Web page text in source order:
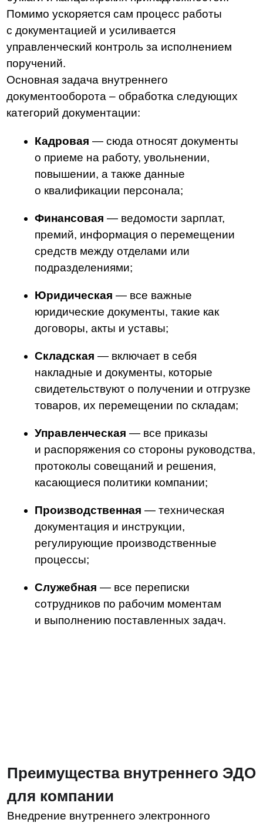
Управленческая— все приказы
и распоряжения со стороны руководства,
протоколы совещаний и решения,
касающиеся политики компании;
Производственная— техническая
документация и инструкции,
регулирующие производственные
Служебная— все переписки
сотрудников по рабочим моментам
и выполнению поставленных задач.
Преимущества внутреннего ЭДО
для компании
документооборота имеет множество
рассмотрим их подробнее.
Снижение трудозатрат
Перемещение документа между
формате, поэтому нет необходимости
лично относить его в то или иное
подразделение компании. Бухгалтеры
кликов, не тратя половину рабочего дня
на сбор оригиналов, их сканирование
и копирование.
Сокращение расходов
Отказ от бумаги подразумевает отказ
от сопутствующей канцелярии — ручек,
оргтехники и т. д. Также снижаются
затраты на логистику — доставку
Электронная документация хранится
либо на облачных серверах, либо
гораздо меньше места.